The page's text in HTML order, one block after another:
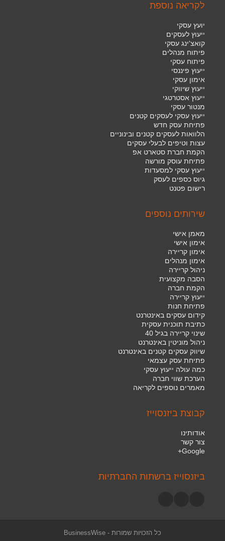
לקריאה נוספת
יועץ עסקי
ייעוץ לעסקים
קואצ'ינג עסקי
פיתוח מנהלים
פיתוח עסקי
ייעוץ פיננסי
אימון עסקי
ייעוץ שיווקי
ייעוץ אסטרטגי
מנטור עסקי
ייעוץ עסקי לעסקים קטנים
פתיחת עסק חדש
הלוואות לעסקים קטנים ובינוניים
עצות וטיפים לבעלי עסקים
הקמת חברת סטארט אפ
פתיחת עוסק מורשה
ייעוץ עסקי למסעדות
גיוס כספים לעסק
רישום פטנט
שירותים נוספים
מאמן אישי
אימון אישי
אימון קריירה
אימון מנהלים
ניהול קריירה
הסבה מקצועית
הקמת חברה
ייעוץ קריירה
פתיחת חנות
קידום עסקים באינטרנט
כתיבת תוכנית עסקית
שינוי קריירה בגיל 40
ניהול מוניטין באינטרנט
שיווק עסקים קטנים באינטרנט
פתיחת עסק עצמאי
כמה עולה ייעוץ עסקי
הערכת שווי חברה
מאמרים נוספים לקריאה
קבוצת ביזנסוייז
אודותינו
צור קשר
Google+
ביזנסוייז ברשתות החברתיות
כל הזכויות שמורות - BusinessWise